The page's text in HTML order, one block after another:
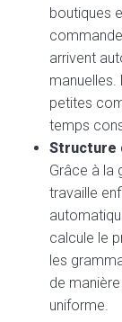
boutiques
arrivent
manuelles.
petites
temps
Structure
Grâce à la
travaille
calcule le
les
de
uniforme.